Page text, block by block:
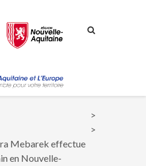
Mebarek effectue
en Nouvelle-